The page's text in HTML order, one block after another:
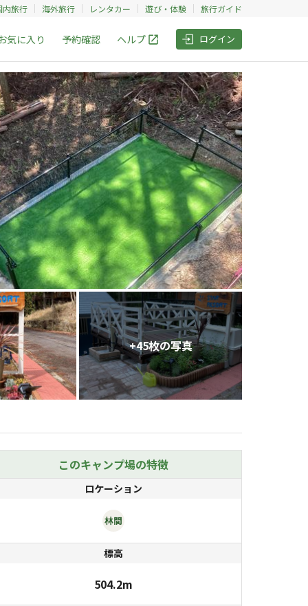
内旅行 海外旅行 レンタカー 遊び・体験 旅行ガイド
気に入り 予約確認 ヘルプ ログイン
+45枚の写真
このキャンプ場の特徴
ロケーション
林間
標高
504.2m